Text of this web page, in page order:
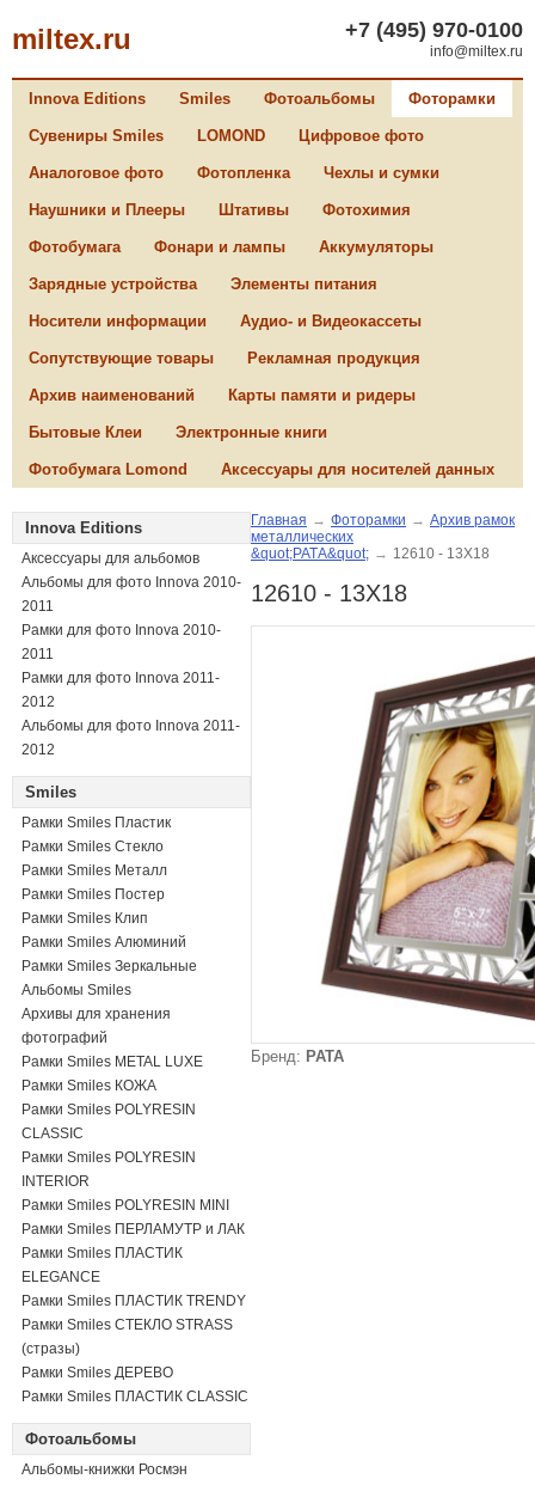
miltex.ru +7 (495) 970-0100
info@miltex.ru
Innova Editions Smiles Фотоальбомы Фоторамки
Сувениры Smiles LOMOND Цифровое фото
Аналоговое фото Фотопленка Чехлы и сумки
Наушники и Плееры Штативы Фотохимия
Фотобумага Фонари и лампы Аккумуляторы
Зарядные устройства Элементы питания
Носители информации Аудио- и Видеокассеты
Сопутствующие товары Рекламная продукция
Архив наименований Карты памяти и ридеры
Бытовые Клеи Электронные книги
Фотобумага Lomond Аксессуары для носителей данных
Innova Editions
Аксессуары для альбомов
Альбомы для фото Innova 2010-
2011
Рамки для фото Innova 2010-
2011
Рамки для фото Innova 2011-
2012
Альбомы для фото Innova 2011-
2012
Smiles
Рамки Smiles Пластик
Рамки Smiles Стекло
Рамки Smiles Металл
Рамки Smiles Постер
Рамки Smiles Клип
Рамки Smiles Алюминий
Рамки Smiles Зеркальные
Альбомы Smiles
Архивы для хранения
фотографий
Рамки Smiles METAL LUXE
Рамки Smiles КОЖА
Рамки Smiles POLYRESIN
CLASSIC
Рамки Smiles POLYRESIN
INTERIOR
Рамки Smiles POLYRESIN MINI
Рамки Smiles ПЕРЛАМУТР и ЛАК
Рамки Smiles ПЛАСТИК
ELEGANCE
Рамки Smiles ПЛАСТИК TRENDY
Рамки Smiles СТЕКЛО STRASS
(стразы)
Рамки Smiles ДЕРЕВО
Рамки Smiles ПЛАСТИК CLASSIC
Фотоальбомы
Альбомы-книжки Росмэн
Главная → Фоторамки → Архив рамок
металлических
&quot;РАТА&quot; → 12610 - 13X18
12610 - 13X18
Бренд: РАТА